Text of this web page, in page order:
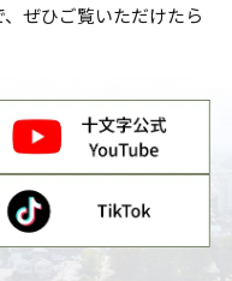
ぜひご覧いただけたら